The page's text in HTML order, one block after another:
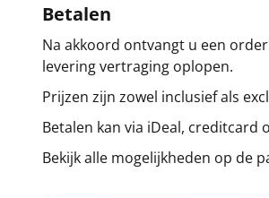
Betalen
Na akkoord ontvangt u een
levering vertraging oplopen.
Prijzen zijn zowel inclusief als
Betalen kan via iDeal, creditcard
Bekijk alle mogelijkheden op de